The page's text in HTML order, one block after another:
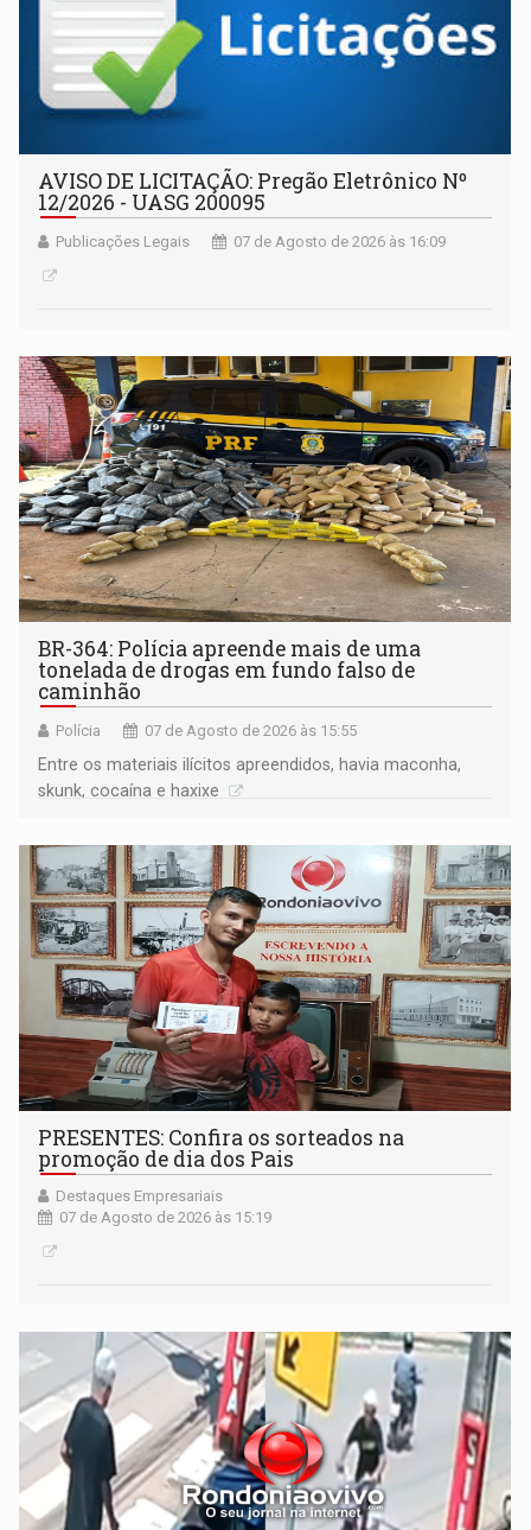
AVISO DE LICITAÇÃO: Pregão Eletrônico Nº
12/2026 - UASG 200095
Publicações Legais 07 de Agosto de 2026 às 16:09
BR-364: Polícia apreende mais de uma
tonelada de drogas em fundo falso de
caminhão
Polícia 07 de Agosto de 2026 às 15:55
Entre os materiais ilícitos apreendidos, havia maconha,
skunk, cocaína e haxixe
PRESENTES: Confira os sorteados na
promoção de dia dos Pais
Destaques Empresariais
07 de Agosto de 2026 às 15:19